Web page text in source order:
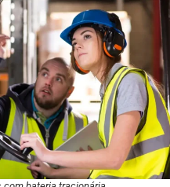
com bateria tracionária